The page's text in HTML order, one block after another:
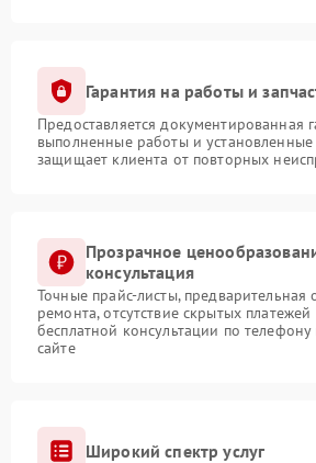
Гарантия на работы и
Предоставляется документированная
выполненные работы и установленные
защищает клиента от повторных
Прозрачное
консультация
Точные прайс-листы, предварительная
ремонта, отсутствие скрытых
бесплатной консультации по
сайте
Широкий спектр услуг